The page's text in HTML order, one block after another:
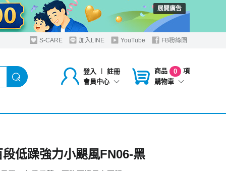
展開廣告
S-CARE 加入LINE YouTube FB粉絲團
登入 ︱
註冊
會員中心
商品 0
項
購物車
低躁強力小颶風FN06-黑